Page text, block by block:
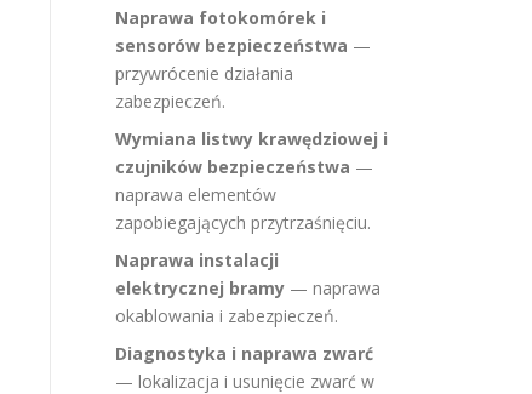
Naprawa fotokomórek i
sensorów bezpieczeństwa —
przywrócenie działania
zabezpieczeń.
Wymiana listwy krawędziowej i
czujników bezpieczeństwa —
naprawa elementów
zapobiegających przytrzaśnięciu.
Naprawa instalacji
elektrycznej bramy — naprawa
okablowania i zabezpieczeń.
Diagnostyka i naprawa zwarć
— lokalizacja i usunięcie zwarć w